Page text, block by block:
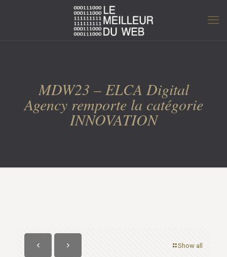
MDW23 – ELCA Digital
Agency remporte la catégorie
INNOVATION
Show all